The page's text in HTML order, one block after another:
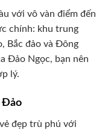
với vô vàn điểm đến
chính: khu trung
Bắc đảo và Đông
Đảo Ngọc, bạn nên
lý.
Đảo
đẹp trù phú với